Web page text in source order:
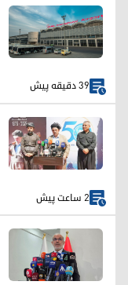
39 دقیقه پیش
2 ساعت پیش